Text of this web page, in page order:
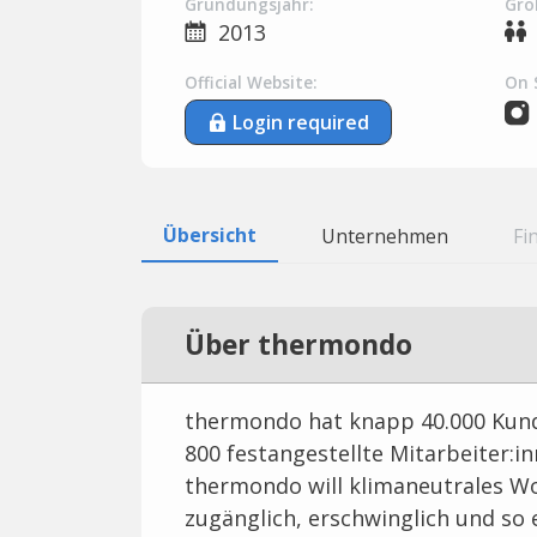
Gründungsjahr:
2013
Official Website:
Login required
On
Übersicht Unternehmen
Über thermondo
thermondo hat knapp 40.000
800 festangestellte
thermondo will klimaneutrales
zugänglich, erschwinglich und